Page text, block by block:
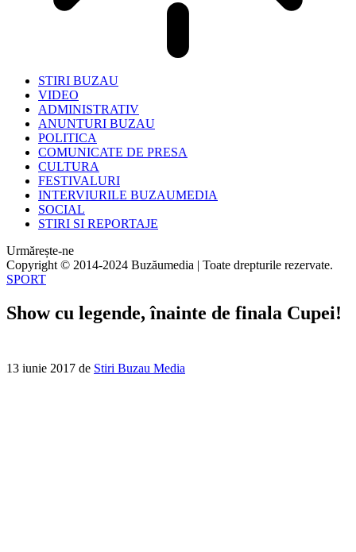
STIRI BUZAU
VIDEO
ADMINISTRATIV
ANUNTURI BUZAU
POLITICA
COMUNICATE DE PRESA
CULTURA
FESTIVALURI
INTERVIURILE BUZAUMEDIA
SOCIAL
STIRI SI REPORTAJE
Urmărește-ne
Copyright © 2014-2024 Buzăumedia | Toate drepturile rezervate.
SPORT
Show cu legende, înainte de finala Cupei!
13 iunie 2017 de Stiri Buzau Media